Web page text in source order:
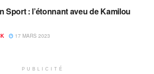
Sport : l’étonnant aveu de Kamilou
17 MARS 2023
PUBLICITÉ